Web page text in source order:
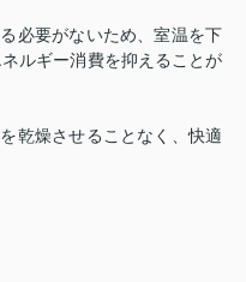
必要がないため、室温を下
ルギー消費を抑えることが
乾燥させることなく、快適